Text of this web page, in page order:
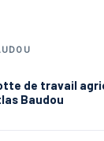
de travail
Baudou